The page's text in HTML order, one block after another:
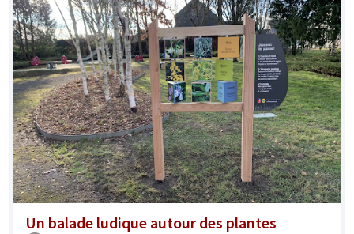
Un balade ludique autour des plantes